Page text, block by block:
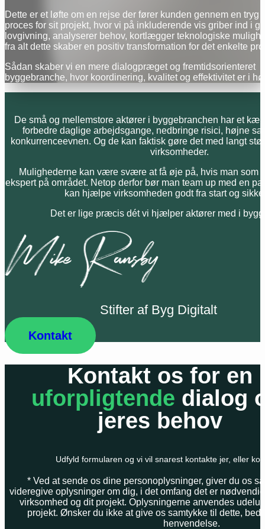
Dette er et løfte om en rejse der fører kunden gennem en tryg
proces for sit projekt, hvor vi på inkluderende vis griber ind i
lovgivning, analyserer behov, kortlægger teknologiske
fra alt dette skaber en positiv transformation for det enkelte
Sådan skaber vi en mere dialogpræget og fremtidsorienteret
byggebranche, hvor koordinering, kvalitet og effektivitet er i
De små og mellemstore aktører i byggebranchen har et
forbedre daglige arbejdsgange, nedbringe risici, højne
konkurrenceevnen. Og de kan faktisk gøre det med langt
virksomheder.
Mulighederne kan være svære at få øje på, hvis man som
ekspert på området. Netop derfor bør man team up med en
kan hjælpe virksomheden godt fra start og
Det er lige præcis dét vi hjælper aktører med i
Stifter af Byg Digitalt
Kontakt
Kontakt os for en
uforpligtende dialog
jeres behov
Udfyld formularen og vi vil snarest kontakte jer, eller
* Ved at sende os dine personoplysninger, giver du os
videregive oplysninger om dig, i det omfang det er
virksomhed og dit projekt. Oplysningerne anvendes
projekt. Ønsker du ikke at give os samtykke til dette,
henvendelse.